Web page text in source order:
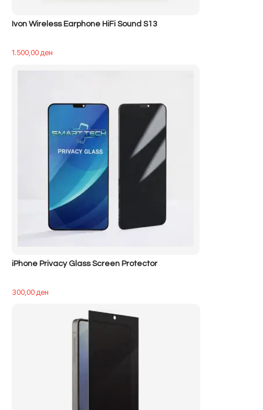
Ivon Wireless Earphone HiFi Sound S13
1.500,00ден
iPhone Privacy Glass Screen Protector
300,00ден